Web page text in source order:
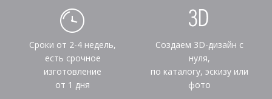
Сроки от 2-4 недель,
есть срочное
изготовление
от 1 дня
Создаем 3D-дизайн с
нуля,
по каталогу, эскизу или
фото